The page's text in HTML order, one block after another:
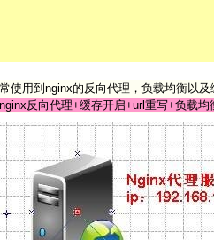
使用到nginx的反向代理，负载均衡以
nginx反向代理+缓存开启+url重写+负载均